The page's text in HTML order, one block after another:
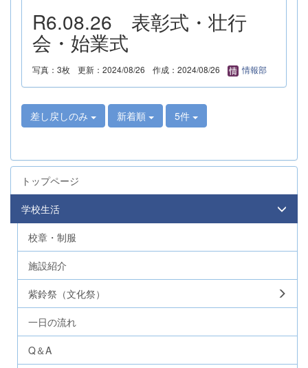
R6.08.26 表彰式・壮行
会・始業式
写真：3枚 更新：2024/08/26 作成：2024/08/26 情報部
差し戻しのみ 新着順 5件
トップページ
学校生活
校章・制服
施設紹介
紫鈴祭（文化祭）
一日の流れ
Q＆A